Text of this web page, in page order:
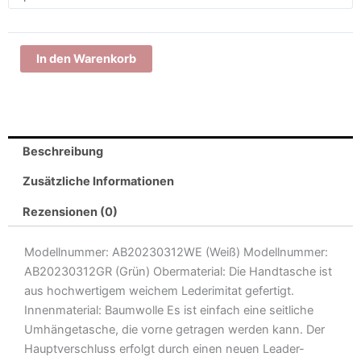
Farboptionen)
Menge
In den Warenkorb
Beschreibung
Zusätzliche Informationen
Rezensionen (0)
Modellnummer: AB20230312WE (Weiß) Modellnummer:
AB20230312GR (Grün) Obermaterial: Die Handtasche ist
aus hochwertigem weichem Lederimitat gefertigt.
Innenmaterial: Baumwolle Es ist einfach eine seitliche
Umhängetasche, die vorne getragen werden kann. Der
Hauptverschluss erfolgt durch einen neuen Leader-